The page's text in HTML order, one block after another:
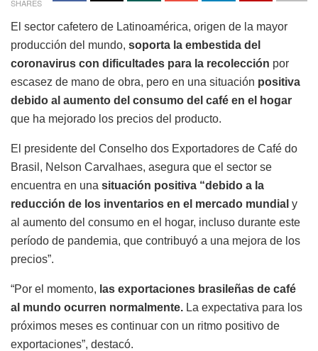
SHARES
El sector cafetero de Latinoamérica, origen de la mayor
producción del mundo, soporta la embestida del
coronavirus con dificultades para la recolección por
escasez de mano de obra, pero en una situación positiva
debido al aumento del consumo del café en el hogar
que ha mejorado los precios del producto.
El presidente del Conselho dos Exportadores de Café do
Brasil, Nelson Carvalhaes, asegura que el sector se
encuentra en una situación positiva “debido a la
reducción de los inventarios en el mercado mundial y
al aumento del consumo en el hogar, incluso durante este
período de pandemia, que contribuyó a una mejora de los
precios”.
“Por el momento, las exportaciones brasileñas de café
al mundo ocurren normalmente. La expectativa para los
próximos meses es continuar con un ritmo positivo de
exportaciones”, destacó.